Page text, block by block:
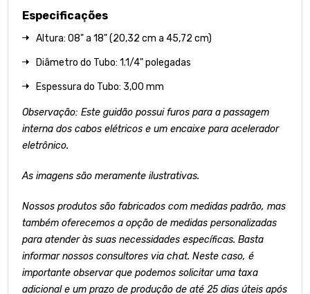
Especificações
Altura: 08" a 18" (20,32 cm a 45,72 cm)
Diâmetro do Tubo: 1.1/4" polegadas
Espessura do Tubo: 3,00 mm
Observação: Este guidão possui furos para a passagem
interna dos cabos elétricos e um encaixe para acelerador
eletrônico.
As imagens são meramente ilustrativas.
Nossos produtos são fabricados com medidas padrão, mas
também oferecemos a opção de medidas personalizadas
para atender às suas necessidades específicas. Basta
informar nossos consultores via chat. Neste caso, é
importante observar que podemos solicitar uma taxa
adicional e um prazo de produção de até 25 dias úteis após